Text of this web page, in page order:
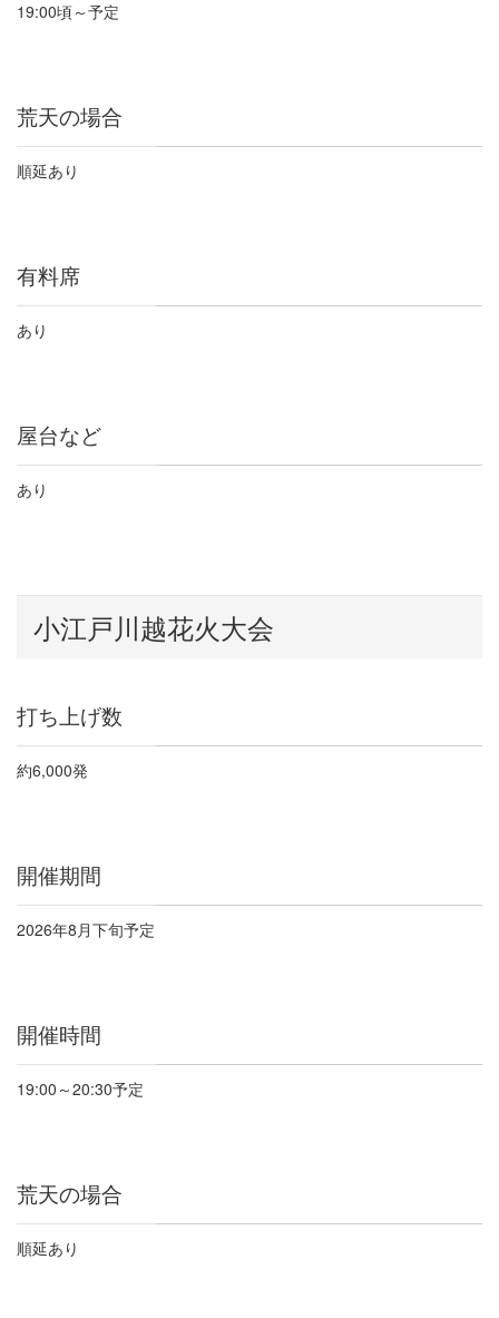
19:00頃～予定
荒天の場合
順延あり
有料席
あり
屋台など
あり
小江戸川越花火大会
打ち上げ数
約6,000発
開催期間
2026年8月下旬予定
開催時間
19:00 ～20:30予定
荒天の場合
順延あり